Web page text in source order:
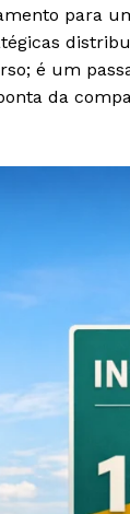
para
é um
da